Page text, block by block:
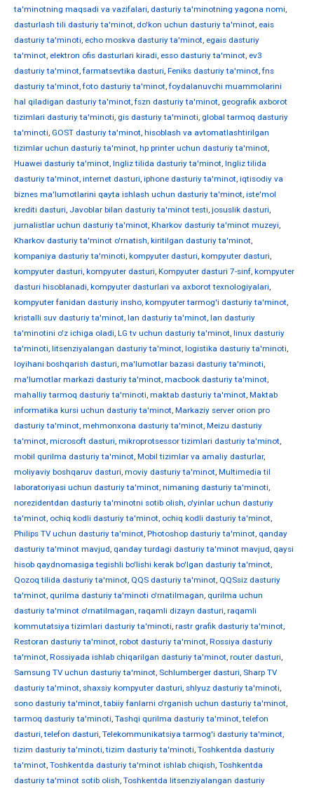
ta'minotning maqsadi va vazifalari, dasturiy ta'minotning yagona nomi,
dasturlash tili dasturiy ta'minot, do'kon uchun dasturiy ta'minot, eais
dasturiy ta'minoti, echo moskva dasturiy ta'minot, egais dasturiy
ta'minot, elektron ofis dasturlari kiradi, esso dasturiy ta'minot, ev3
dasturiy ta'minot, farmatsevtika dasturi, Feniks dasturiy ta'minot, fns
dasturiy ta'minot, foto dasturiy ta'minot, foydalanuvchi muammolarini
hal qiladigan dasturiy ta'minot, fszn dasturiy ta'minot, geografik axborot
tizimlari dasturiy ta'minoti, gis dasturiy ta'minoti, global tarmoq dasturiy
ta'minoti, GOST dasturiy ta'minot, hisoblash va avtomatlashtirilgan
tizimlar uchun dasturiy ta'minot, hp printer uchun dasturiy ta'minot,
Huawei dasturiy ta'minot, Ingliz tilida dasturiy ta'minot, Ingliz tilida
dasturiy ta'minot, internet dasturi, iphone dasturiy ta'minot, iqtisodiy va
biznes ma'lumotlarini qayta ishlash uchun dasturiy ta'minot, iste'mol
krediti dasturi, Javoblar bilan dasturiy ta'minot testi, josuslik dasturi,
jurnalistlar uchun dasturiy ta'minot, Kharkov dasturiy ta'minot muzeyi,
Kharkov dasturiy ta'minot o'rnatish, kiritilgan dasturiy ta'minot,
kompaniya dasturiy ta'minoti, kompyuter dasturi, kompyuter dasturi,
kompyuter dasturi, kompyuter dasturi, Kompyuter dasturi 7-sinf, kompyuter
dasturi hisoblanadi, kompyuter dasturlari va axborot texnologiyalari,
kompyuter fanidan dasturiy insho, kompyuter tarmog'i dasturiy ta'minot,
kristalli suv dasturiy ta'minot, lan dasturiy ta'minot, lan dasturiy
ta'minotini o'z ichiga oladi, LG tv uchun dasturiy ta'minot, linux dasturiy
ta'minoti, litsenziyalangan dasturiy ta'minot, logistika dasturiy ta'minoti,
loyihani boshqarish dasturi, ma'lumotlar bazasi dasturiy ta'minoti,
ma'lumotlar markazi dasturiy ta'minot, macbook dasturiy ta'minot,
mahalliy tarmoq dasturiy ta'minoti, maktab dasturiy ta'minot, Maktab
informatika kursi uchun dasturiy ta'minot, Markaziy server orion pro
dasturiy ta'minot, mehmonxona dasturiy ta'minot, Meizu dasturiy
ta'minot, microsoft dasturi, mikroprotsessor tizimlari dasturiy ta'minot,
mobil qurilma dasturiy ta'minot, Mobil tizimlar va amaliy dasturlar,
moliyaviy boshqaruv dasturi, moviy dasturiy ta'minot, Multimedia til
laboratoriyasi uchun dasturiy ta'minot, nimaning dasturiy ta'minoti,
norezidentdan dasturiy ta'minotni sotib olish, o'yinlar uchun dasturiy
ta'minot, ochiq kodli dasturiy ta'minot, ochiq kodli dasturiy ta'minot,
Philips TV uchun dasturiy ta'minot, Photoshop dasturiy ta'minot, qanday
dasturiy ta'minot mavjud, qanday turdagi dasturiy ta'minot mavjud, qaysi
hisob qaydnomasiga tegishli bo'lishi kerak bo'lgan dasturiy ta'minot,
Qozoq tilida dasturiy ta'minot, QQS dasturiy ta'minot, QQSsiz dasturiy
ta'minot, qurilma dasturiy ta'minoti o'rnatilmagan, qurilma uchun
dasturiy ta'minot o'rnatilmagan, raqamli dizayn dasturi, raqamli
kommutatsiya tizimlari dasturiy ta'minoti, rastr grafik dasturiy ta'minot,
Restoran dasturiy ta'minot, robot dasturiy ta'minot, Rossiya dasturiy
ta'minot, Rossiyada ishlab chiqarilgan dasturiy ta'minot, router dasturi,
Samsung TV uchun dasturiy ta'minot, Schlumberger dasturi, Sharp TV
dasturiy ta'minot, shaxsiy kompyuter dasturi, shlyuz dasturiy ta'minoti,
sono dasturiy ta'minot,tabiiy fanlarni o'rganish uchun dasturiy ta'minot,
tarmoq dasturiy ta'minoti, Tashqi qurilma dasturiy ta'minot,telefon
dasturi,telefon dasturi, Telekommunikatsiya tarmog'i dasturiy ta'minot,
tizim dasturiy ta'minoti,tizim dasturiy ta'minoti, Toshkentda dasturiy
ta'minot, Toshkentda dasturiy ta'minot ishlab chiqish, Toshkentda
dasturiy ta'minot sotib olish, Toshkentda litsenziyalangan dasturiy